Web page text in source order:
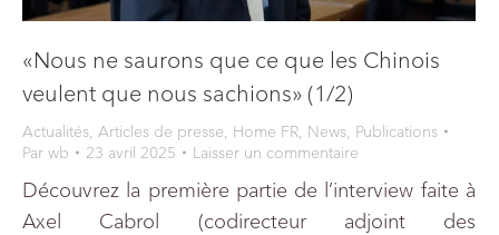
«Nous ne saurons que ce que les Chinois
veulent que nous sachions» (1/2)
Actualités, Articles de presse, Home FR, News, Publications
Par wb 23 avril 2025 Laisser un commentaire
Découvrez la première partie de l’interview faite à
Axel Cabrol (codirecteur adjoint des